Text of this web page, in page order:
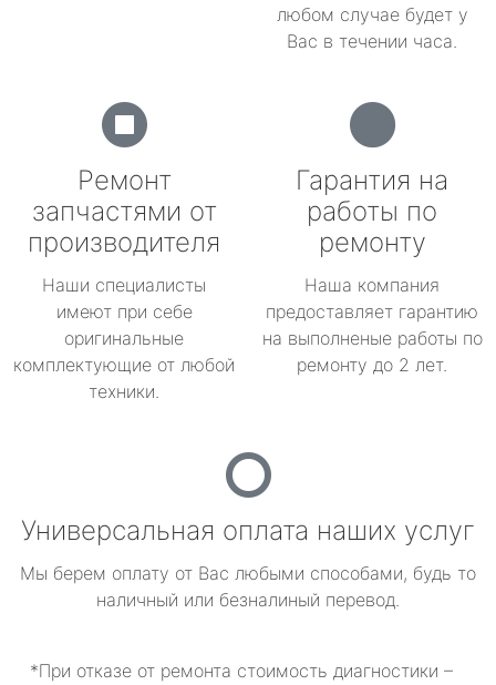
любом случае будет у
Вас в течении часа.
Ремонт
запчастями от
производителя
Наши специалисты
имеют при себе
оригинальные
комплектующие от любой
техники.
Гарантия на
работы по
ремонту
Наша компания
предоставляет гарантию
на выполненые работы по
ремонту до 2 лет.
Универсальная оплата наших услуг
Мы берем оплату от Вас любыми способами, будь то
наличный или безналиный перевод.
*При отказе от ремонта стоимость диагностики –